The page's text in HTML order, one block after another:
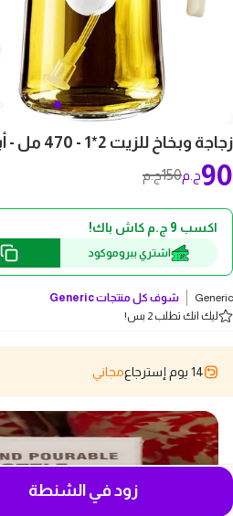
زجاجة وبخاخ للزيت 2*1 - 470 مل - أبيض
150ج.م 90ج.م
اكسب 9 ج.م كاش باك!
اشتري ببروموكود
Generic شوف كل منتجاتGeneric
ليك انك تطلب 2 بس!
14 يوم إسترجاع مجاني
زود في الشنطة